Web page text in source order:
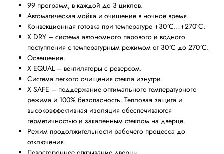
99 программ, в каждой до 3 циклов.
Автоматическая мойка и очищение в ночное время.
Конвекционная готовка при температуре +30°С…+270°С.
X DRY – система автономного парового и водного
поступления с температурным режимом от 30°С до 270°С.
Освещение.
X EQUAL – вентиляторы с реверсом.
Система легкого очищения стекла изнутри.
X SAFE – поддержание оптимального температурного
режима и 100% безопасность. Тепловая защита и
высокоэффективная изоляция обеспечиваются
герметичностью и закаленным стеклом на дверце.
Режим продолжительности рабочего процесса до
отключения.